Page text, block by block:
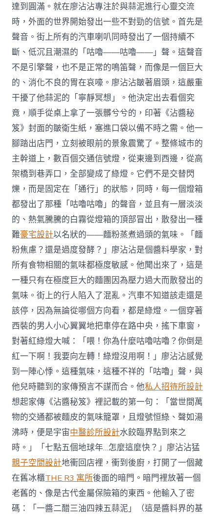
達到圓滿。就在廖沾沾專注於與蒜泥進行心靈交流
時，外面的世界開始發出一些不對勁的信號。首先是
聲音。街上所有的汽車喇叭同時發出了一個持續不
斷、低沉且潮濕的「咕嚕——咕嚕——」聲。這聲音
不是引擎聲，也不是正常的鳴笛聲，而像是一個巨大
的、消化不良的胃在哀嚎。廖沾沾皺著眉頭，這嚴重
干擾了他蒜泥的「寧靜冥想」。他決定出去看個究
竟，順手從桌上拿了一張髒兮兮的，印著《沾醬秘
笈》封面的皺衛生紙，塞進口袋以備不時之需。他一
腳踏出店門，立刻被眼前的景象震驚了。整條城市的
主幹道上，數百個交通信號燈，從東邊到西邊，從高
架橋到巷弄口，全部變成了綠燈。它們不是交替閃
爍，而是固定在「通行」的狀態，同時，每一個燈箱
都發出了那種「咕嚕咕嚕」的聲音，並且有一層淡淡
的、熱氣騰騰的白霧從燈箱的頂部冒出，散發出一種
難豪宅設計以名狀的——麵粉蒸煮過頭的氣味。「麵
粉焦慮？還是過度發酵？」廖沾沾是個醬料學家，對
所有食物相關的氣味都極度敏感。他聞出來了，這是
一種只有在極度巨大的麵團因為壓力過大而散發出的
氣味。街上的行人陷入了混亂。汽車不知道該走還是
該停，因為無論從哪個方向看，都是綠燈。一個穿著
西裝的男人小心翼翼地把車停在路中央，搖下車窗，
對著紅綠燈大喊：「喂！你為什麼咕嚕咕嚕？你倒是
紅一下啊！我要向左轉！綠燈沒用啊！」廖沾沾感覺
到一陣心悸。這種氣味，這種不祥的「咕嚕」聲，與
他兒時聽到的家傳預言不謀而合。他私人招待所設計
想起家傳《沾醬秘笈》裡記載的第一句：「當世間萬
物的交通都被麵皮的氣味籠罩，且燈號恒綠、聲如湯
沸時，便是宇宙中醫診所設計水餃臨界點到來之
時。」「七點五個地球年…怎麼這麼快？」廖沾沾猛
親子空間設計地衝回店裡，衝到後廚，打開了一個藏
在舊冰櫃THE R3 寓所後面的暗門。暗門裡放著一個
老舊的、像是古代金屬保險箱的東西。他輸入了密
碼：「一醬二醋三油四辣五蒜泥」（這是醬料界的基